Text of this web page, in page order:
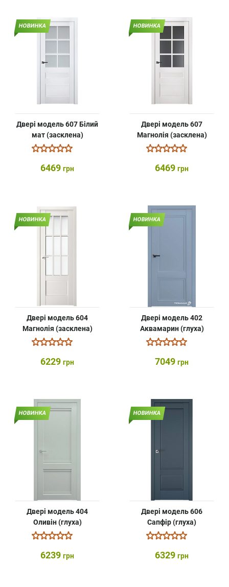
НОВИНКА
Двері модель 607 Білий
мат (засклена)
6469 грн
НОВИНКА
Двері модель 607
Магнолія (засклена)
6469 грн
НОВИНКА
Двері модель 604
Магнолія (засклена)
6229 грн
НОВИНКА
Двері модель 402
Аквамарин (глуха)
7049 грн
НОВИНКА
Двері модель 404
Оливін (глуха)
6239 грн
НОВИНКА
Двері модель 606
Сапфір (глуха)
6329 грн